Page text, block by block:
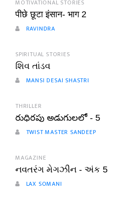
MOTIVATIONAL STORIES
पीछे छूटा इंसान- भाग 2
RAVINDRA
SPIRITUAL STORIES
શિવ તાંડવ
MANSI DESAI SHASTRI
THRILLER
రుధిరపు అడుగులలో - 5
TWIST MASTER SANDEEP
MAGAZINE
નવતરંગ મેગઝીન - અંક 5
LAX SOMANI